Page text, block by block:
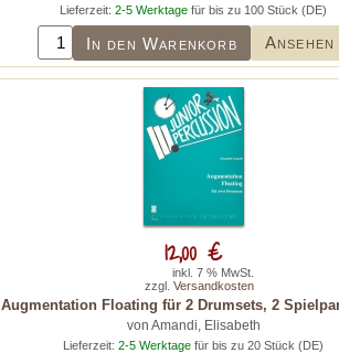
Lieferzeit: 2-5 Werktage für bis zu 100 Stück (DE)
In den Warenkorb Ansehen
Augmentation Floating für 2 Drumsets, 2
von Amandi, Elisabeth
Lieferzeit: 2-5 Werktage für bis zu 20 Stück (DE)
12,00 €
inkl. 7 % MwSt.
zzgl. Versandkosten